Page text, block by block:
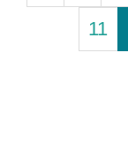
11